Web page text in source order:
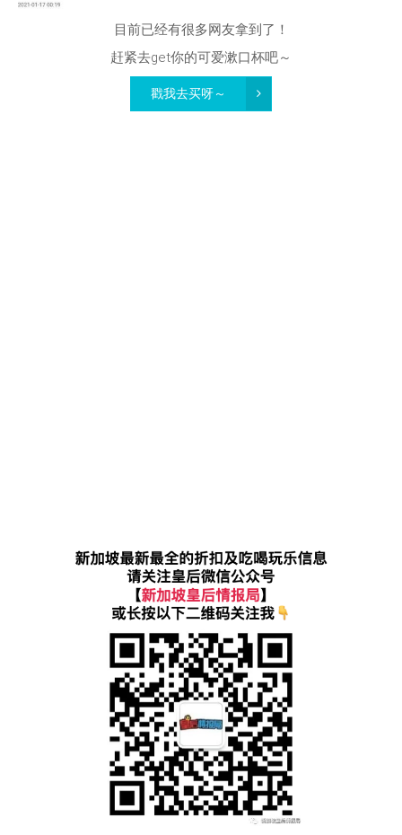
目前已经有很多网友拿到了！
赶紧去get你的可爱漱口杯吧～
戳我去买呀～